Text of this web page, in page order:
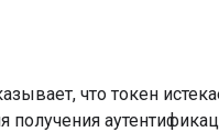
что токен
получения